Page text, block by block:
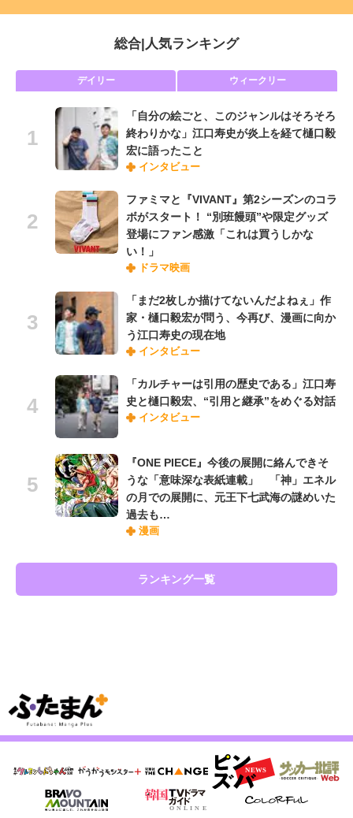
総合 人気ランキング
デイリー ウィークリー
「自分の絵ごと、このジャンルはそろそろ
終わりかな」江口寿史が炎上を経て樋口毅
宏に語ったこと
インタビュー
ファミマと『VIVANT』第2シーズンのコラ
ボがスタート！ “別班饅頭”や限定グッズ
登場にファン感激「これは買うしかな
い！」
ドラマ映画
「まだ2枚しか描けてないんだよねぇ」作
家・樋口毅宏が問う、今再び、漫画に向か
う江口寿史の現在地
インタビュー
「カルチャーは引用の歴史である」江口寿
史と樋口毅宏、“引用と継承”をめぐる対話
インタビュー
『ONE PIECE』今後の展開に絡んできそ
うな「意味深な表紙連載」 「神」エネル
の月での展開に、元王下七武海の謎めいた
過去も…
漫画
ランキング一覧